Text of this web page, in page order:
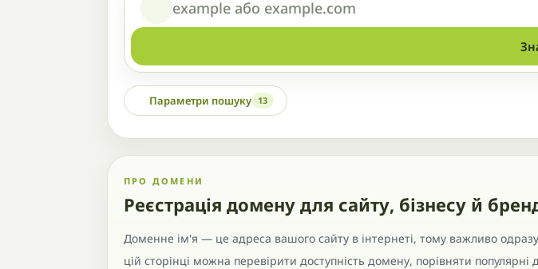
Параметри пошуку 13
ПРО ДОМЕНИ
Реєстрація домену для сайту, бізнесу й
Доменне ім'я — це адреса вашого сайту в інтернеті, тому важливо одразу
цій сторінці можна перевірити доступність домену, порівняти